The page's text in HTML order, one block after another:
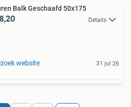
Balk Geschaafd 50x175
Details
website 31 jul 26